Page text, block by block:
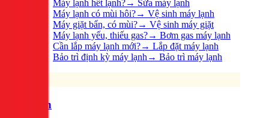
Máy lạnh hết lạnh?→ Sửa máy lạnh
Máy lạnh có mùi hôi?→ Vệ sinh máy lạnh
Máy giặt bẩn, có mùi?→ Vệ sinh máy giặt
Máy lạnh yếu, thiếu gas?→ Bơm gas máy lạnh
Cần lắp máy lạnh mới?→ Lắp đặt máy lạnh
Bảo trì định kỳ máy lạnh→ Bảo trì máy lạnh
Điện